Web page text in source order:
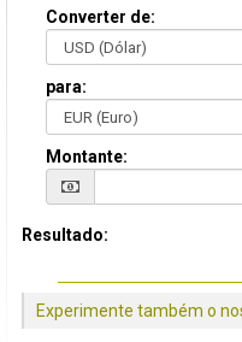
Converter de:
para:
Montante:
Resultado:
Experimente também o